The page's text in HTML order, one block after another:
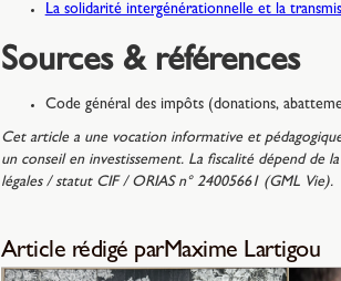
La solidarité intergénérationnelle et la
Sources & références
Code général des impôts (donations,
Cet article a une vocation informative et
un conseil en investissement. La fiscalité dépend
légales / statut CIF / ORIAS n° 24005661 (GML Vie).
Article rédigé parMaxime Lartigou